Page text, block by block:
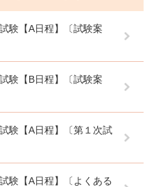
験【A日程】〔試験案
験【B日程】〔試験案
験【A日程】〔第１次試
験【A日程】〔よくある